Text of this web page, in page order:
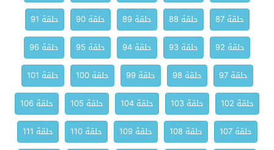
حلقة 87
حلقة 88 حلقة 89 حلقة 90
حلقة 91
حلقة 92
حلقة 93 حلقة 94 حلقة 95
حلقة 96
حلقة 97
حلقة 98 حلقة 99 حلقة 100
حلقة 101
حلقة 102
حلقة 103 حلقة 104 حلقة 105
حلقة 106
حلقة 107
حلقة 108 حلقة 109 حلقة 110
حلقة 111